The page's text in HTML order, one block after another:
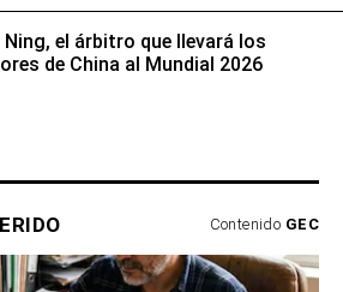
Ning, el árbitro que llevará los
de China al Mundial 2026
Contenido GEC